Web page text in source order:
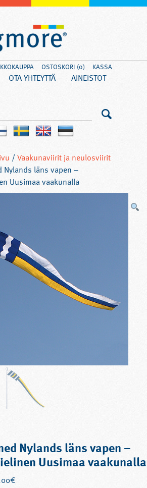
OTA YHTEYTTÄ AINEISTOT
OSTOSKORI (0) KASSA
/Vaakunaviirit ja neulosviirit
Nylands läns vapen –
Uusimaa vaakunalla
Nylands läns vapen –
Uusimaa vaakunalla
€